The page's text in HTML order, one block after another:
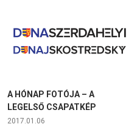
A HÓNAP FOTÓJA – A
LEGELSŐ CSAPATKÉP
2017.01.06